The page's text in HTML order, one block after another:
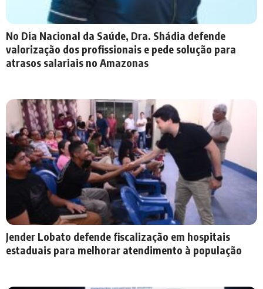
No Dia Nacional da Saúde, Dra. Shádia defende
valorização dos profissionais e pede solução para
atrasos salariais no Amazonas
Jender Lobato defende fiscalização em hospitais
estaduais para melhorar atendimento à população